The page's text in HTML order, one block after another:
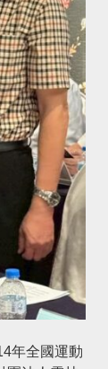
年全國運動